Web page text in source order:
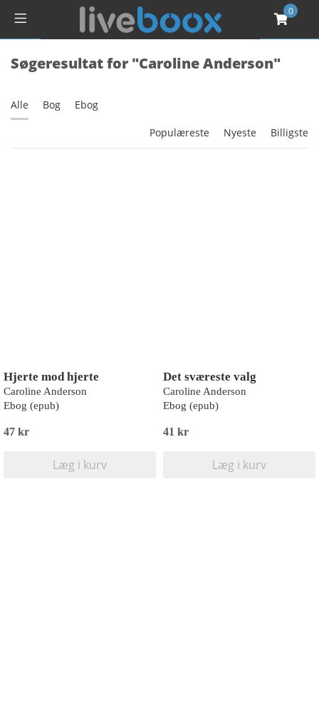
0
Søgeresultat for "Caroline Anderson"
Alle Bog Ebog
Populæreste Nyeste Billigste
Hjerte mod hjerte
Caroline Anderson
Ebog (epub)
47 kr
Læg i kurv
Det sværeste valg
Caroline Anderson
Ebog (epub)
41 kr
Læg i kurv